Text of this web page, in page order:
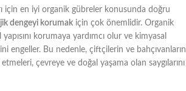
için en iyi organik gübreler konusunda doğru
dengeyi korumak için çok önemlidir. Organik
korumaya yardımcı olur ve kimyasal
engeller. Bu nedenle, çiftçilerin ve bahçıvanların
çevreye ve doğal yaşama olan saygılarını